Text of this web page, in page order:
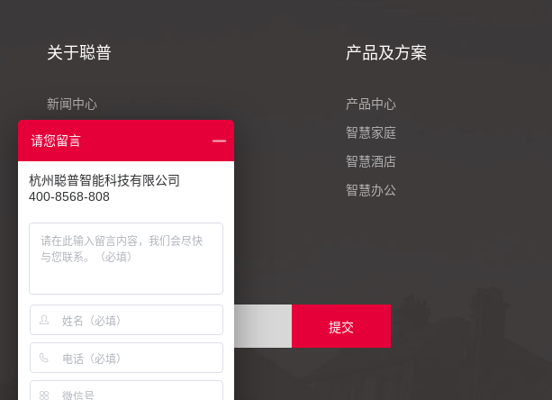
关于聪普
新闻中心
案例中心
人才招聘
联系我们
产品及方案
产品中心
智慧家庭
智慧酒店
智慧办公
订阅聪普资讯
请您留言
杭州聪普智能科技有限公司
400-8568-808